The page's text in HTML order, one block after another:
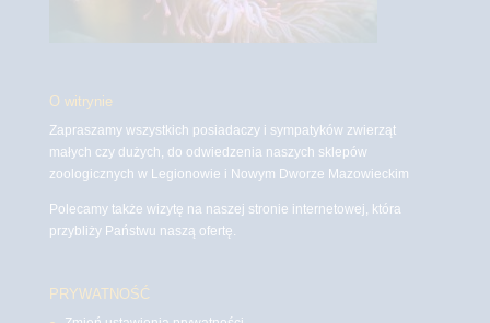
O witrynie
Zapraszamy wszystkich posiadaczy i sympatyków zwierząt
małych czy dużych, do odwiedzenia naszych sklepów
zoologicznych w Legionowie i Nowym Dworze Mazowieckim
Polecamy także wizytę na naszej stronie internetowej, która
przybliży Państwu naszą ofertę.
PRYWATNOŚĆ